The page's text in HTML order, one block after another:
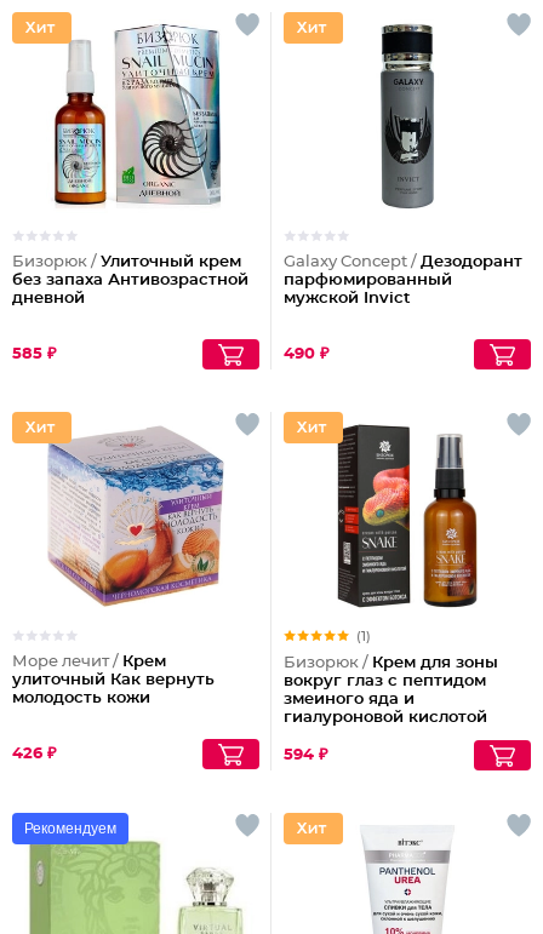
Бизорюк / Улиточный крем
без запаха Антивозрастной
дневной
585 ₽
Galaxy Concept / Дезодорант
парфюмированный
мужской Invict
490 ₽
Море лечит / Крем
улиточный Как вернуть
молодость кожи
426 ₽
(1)
Бизорюк / Крем для зоны
вокруг глаз с пептидом
змеиного яда и
гиалуроновой кислотой
594 ₽
Рекомендуем